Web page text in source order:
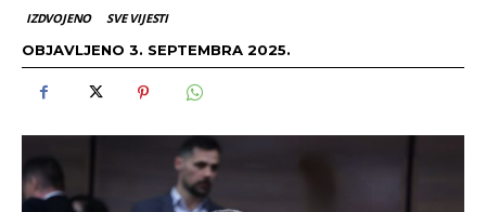
IZDVOJENO SVE VIJESTI
OBJAVLJENO 3. SEPTEMBRA 2025.